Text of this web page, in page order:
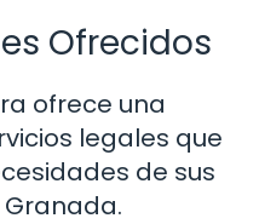
Ofrecidos
ofrece una
legales que
de sus